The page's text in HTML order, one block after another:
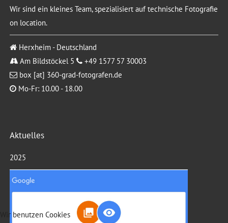
Wir sind ein kleines Team, spezialisiert auf technische Fotografie
on location.
Herxheim - Deutschland
Am Bildstöckel 5
+49 1577 57 30003
box [at] 360-grad-fotografen.de
Mo-Fr: 10.00 - 18.00
Aktuelles
2025
Wir benutzen Cookies